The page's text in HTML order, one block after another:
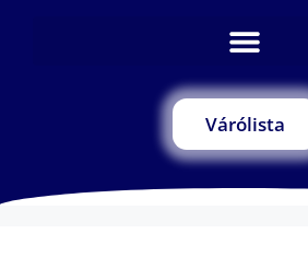
Várólista